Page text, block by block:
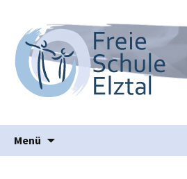
Freie Schule Elztal
Waldorfpädagogik seit 1986
Menü
zum